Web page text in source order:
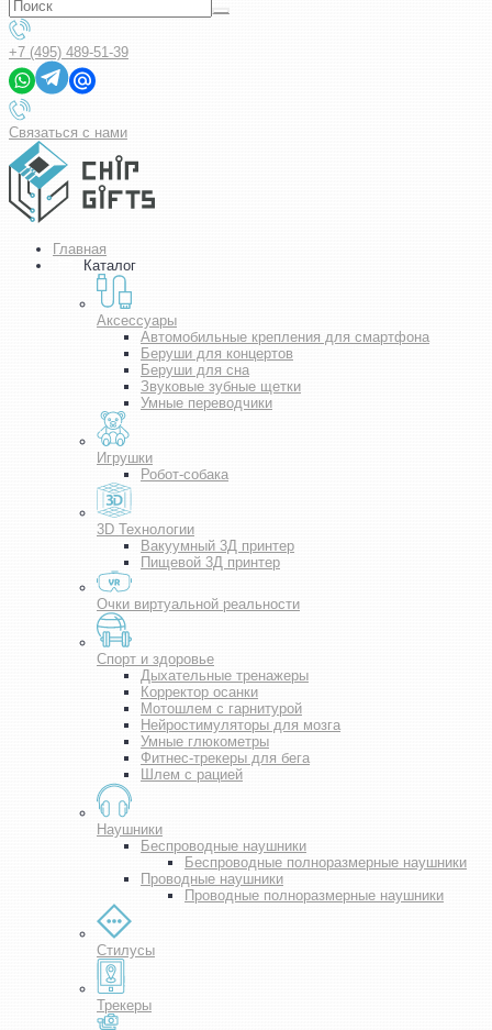
+7 (495) 489-51-39
Связаться с нами
Главная
Каталог
Аксессуары
Автомобильные крепления для смартфона
Беруши для концертов
Беруши для сна
Звуковые зубные щетки
Умные переводчики
Игрушки
Робот-собака
3D Технологии
Вакуумный 3Д принтер
Пищевой 3Д принтер
Очки виртуальной реальности
Спорт и здоровье
Дыхательные тренажеры
Корректор осанки
Мотошлем с гарнитурой
Нейростимуляторы для мозга
Умные глюкометры
Фитнес-трекеры для бега
Шлем с рацией
Наушники
Беспроводные наушники
Беспроводные полноразмерные наушники
Проводные наушники
Проводные полноразмерные наушники
Стилусы
Трекеры